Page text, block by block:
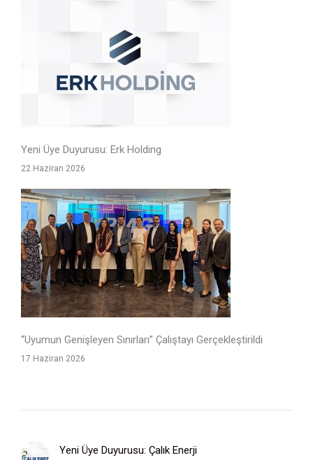
Yeni Üye Duyurusu: Erk Holding
22 Haziran 2026
“Uyumun Genişleyen Sınırları” Çalıştayı Gerçekleştirildi
17 Haziran 2026
Yeni Üye Duyurusu: Çalık Enerji